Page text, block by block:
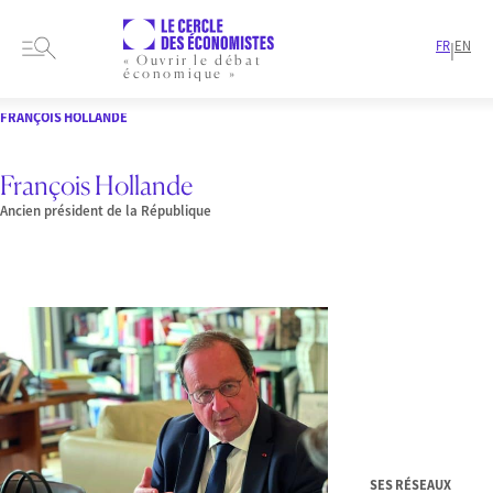
« Ouvrir le débat
économique »
FR|EN
FRANÇOIS HOLLANDE
François Hollande
Ancien président de la République
SES RÉSEAUX